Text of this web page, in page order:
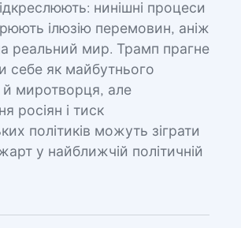
нинішні процеси
ілюзію перемовин, аніж
реальний мир. Трамп прагне
себе як майбутнього
миротворця, але
росіян і тиск
політиків можуть зіграти
у найближчій політичній